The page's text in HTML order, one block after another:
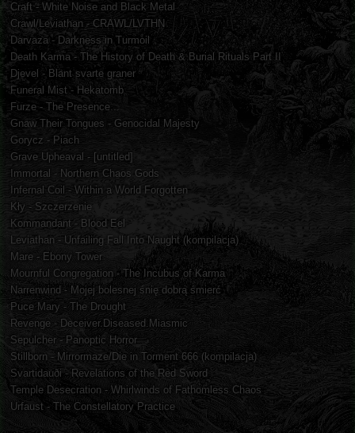
Craft - White Noise and Black Metal
Crawl/Leviathan - CRAWL/LVTHN
Darvaza - Darkness in Turmoil
Death Karma - The History of Death & Burial Rituals Part II
Djevel - Blant svarte graner
Funeral Mist - Hekatomb
Furze - The Presence​.​.​.
Gnaw Their Tongues - Genocidal Majesty
Gorycz - Piach
Grave Upheaval - [untitled]
Immortal - Northern Chaos Gods
Infernal Coil - Within a World Forgotten
Kły - Szczerzenie
Kommandant - Blood Eel
Leviathan - Unfailing Fall Into Naught (kompilacja)
Mare - Ebony Tower
Mournful Congregation - The Incubus of Karma
Narrenwind - Mojej bolesnej śnię dobrą śmierć
Puce Mary - The Drought
Revenge - Deceiver.Diseased.Miasmic
Sepulcher - Panoptic Horror
Stillborn - Mirrormaze/Die in Torment 666 (kompilacja)
Svartidauði - Revelations of the Red Sword
Temple Desecration - Whirlwinds of Fathomless Chaos
Urfaust - The Constellatory Practice